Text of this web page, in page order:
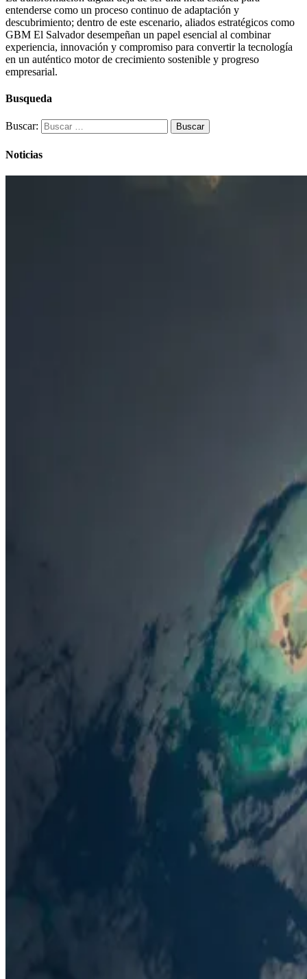
entenderse como un proceso continuo de adaptación y
descubrimiento; dentro de este escenario, aliados estratégicos como
GBM El Salvador desempeñan un papel esencial al combinar
experiencia, innovación y compromiso para convertir la tecnología
en un auténtico motor de crecimiento sostenible y progreso
empresarial.
Busqueda
Buscar:
Noticias